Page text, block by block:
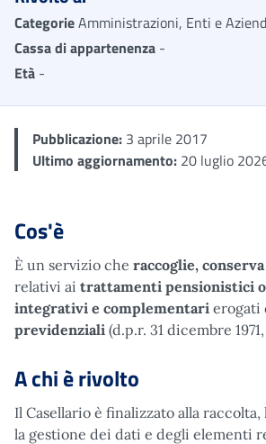
CategorieAmministrazioni, Enti e
Cassa di appartenenza -
Età -
Pubblicazione: 3 aprile 2017
Ultimo aggiornamento: 20 luglio
Cos'è
È un servizio che raccoglie,
relativi ai trattamenti pensionistici
integrativi e complementari erogati
previdenziali (d.p.r. 31 dicembre
A chi è rivolto
Il Casellario è finalizzato alla raccolta,
la gestione dei dati e degli elementi